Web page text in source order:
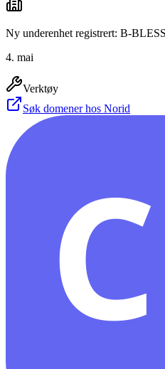
Ny underenhet registrert: B-
4. mai
Verktøy
Søk domener hos Norid